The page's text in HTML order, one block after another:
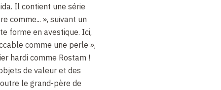
Il contient une série
comme... », suivant un
forme en avestique. Ici,
comme une perle »,
hardi comme Rostam !
de valeur et des
le grand-père de